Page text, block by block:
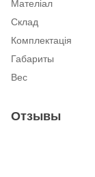
Мателіал
Склад
Комплектація
Габариты
Вес
Отзывы